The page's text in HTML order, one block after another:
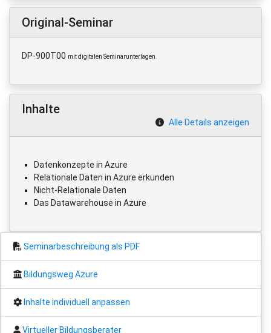
Original-Seminar
DP-900T00 mit digitalen Seminarunterlagen.
Inhalte
Alle Details anzeigen
Datenkonzepte in Azure
Relationale Daten in Azure erkunden
Nicht-Relationale Daten
Das Datawarehouse in Azure
Seminarbeschreibung als PDF
Bildungsweg Azure
Inhalte individuell anpassen
Virtueller Bildungsberater